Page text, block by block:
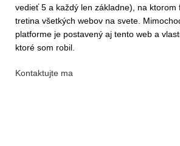
vedieť 5 a každý len základne), na ktorom
tretina všetkých webov na svete.
platforme je postavený aj tento web a
ktoré som robil.
Kontaktujte ma